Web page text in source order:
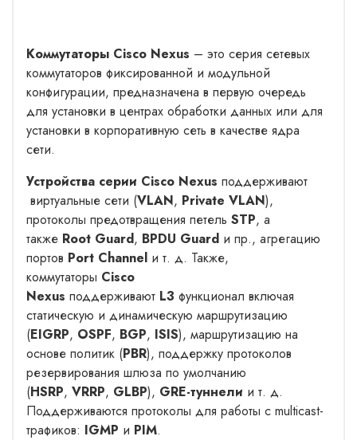
Коммутаторы Cisco Nexus – это серия сетевых
коммутаторов фиксированной и модульной
конфигурации, предназначена в первую очередь
для установки в центрах обработки данных или для
установки в корпоративную сеть в качестве ядра
сети.
Устройства серии Cisco Nexus поддерживают
виртуальные сети (VLAN, Private VLAN),
протоколы предотвращения петель STP, а
также Root Guard, BPDU Guard и пр., агрегацию
портов Port Channel и т. д. Также,
коммутаторы Cisco
Nexus поддерживают L3 функционал включая
статическую и динамическую маршрутизацию
(EIGRP, OSPF, BGP, ISIS), маршрутизацию на
основе политик (PBR), поддержку протоколов
резервирования шлюза по умолчанию
(HSRP, VRRP, GLBP), GRE-туннели и т. д.
Поддерживаются протоколы для работы с multicast-
трафиков: IGMP и PIM.